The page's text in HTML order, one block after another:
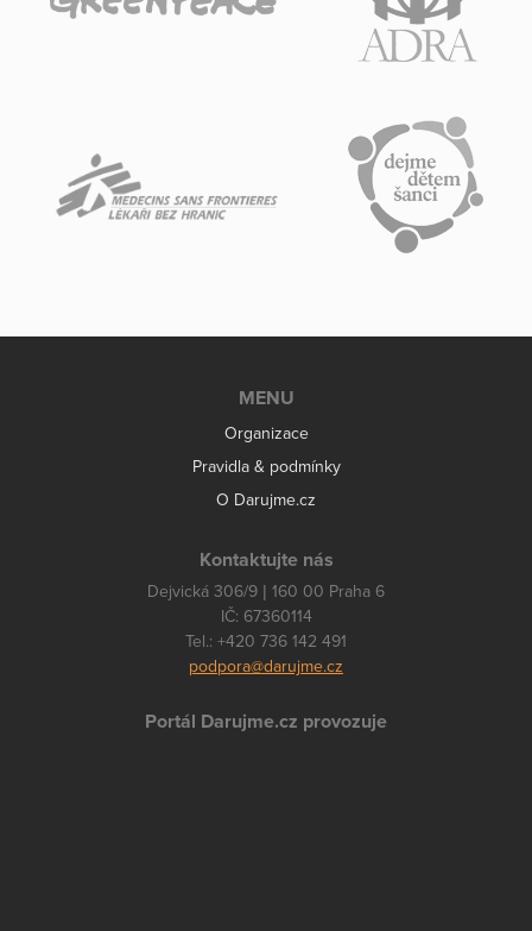
MENU
Organizace
Pravidla & podmínky
O Darujme.cz
Kontaktujte nás
Dejvická 306/9 | 160 00 Praha 6
IČ: 67360114
Tel.: +420 736 142 491
podpora@darujme.cz
Portál Darujme.cz provozuje